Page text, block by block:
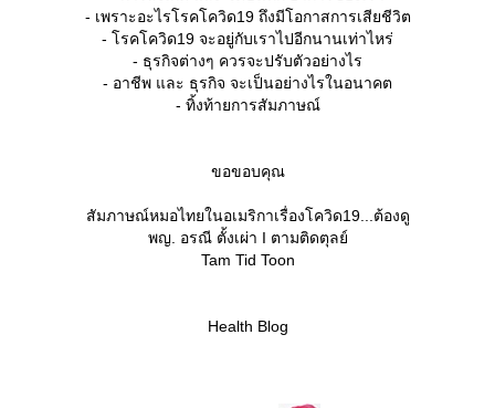
- เพราะอะไรโรคโควิด19 ถึงมีโอกาสการเสียชีวิต
- โรคโควิด19 จะอยู่กับเราไปอีกนานเท่าไหร่
- ธุรกิจต่างๆ ควรจะปรับตัวอย่างไร
- อาชีพ และ ธุรกิจ จะเป็นอย่างไรในอนาคต
- ทิ้งท้ายการสัมภาษณ์
ขอขอบคุณ
สัมภาษณ์หมอไทยในอเมริกาเรื่องโควิด19...ต้องดู
พญ. อรณี ตั้งเผ่า I ตามติดตุลย์
Tam Tid Toon
Health Blog